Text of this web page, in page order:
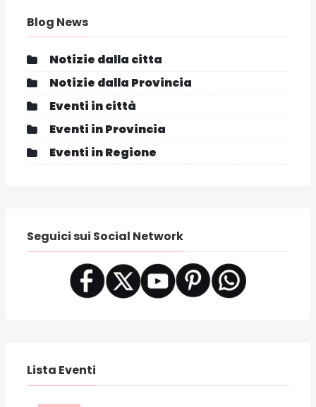
Blog News
Notizie dalla citta
Notizie dalla Provincia
Eventi in città
Eventi in Provincia
Eventi in Regione
Seguici sui Social Network
Lista Eventi